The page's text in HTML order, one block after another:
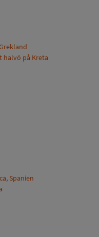
halvö på Kreta
Spanien